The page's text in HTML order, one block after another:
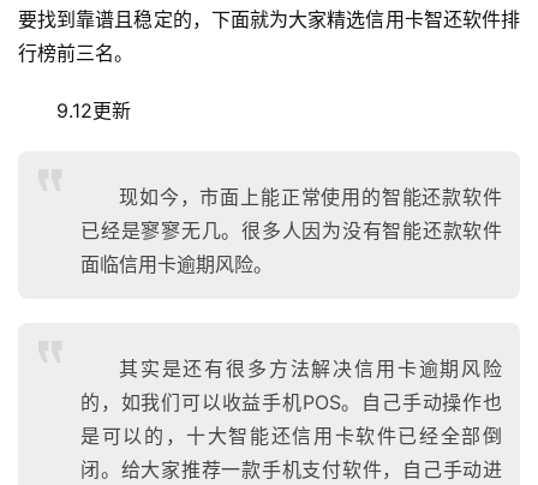
要找到靠谱且稳定的，下面就为大家精选信用卡智还软件排
行榜前三名。
9.12更新
现如今，市面上能正常使用的智能还款软件
已经是寥寥无几。很多人因为没有智能还款软件
面临信用卡逾期风险。
其实是还有很多方法解决信用卡逾期风险
的，如我们可以收益手机POS。自己手动操作也
是可以的，十大智能还信用卡软件已经全部倒
闭。给大家推荐一款手机支付软件，自己手动进